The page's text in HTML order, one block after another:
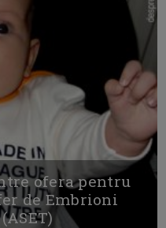
ofera pentru
de Embrioni